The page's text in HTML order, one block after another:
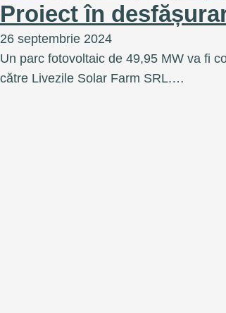
Proiect în
26 septembrie 2024
Un parc fotovoltaic de 49,95 MW va fi
către Livezile Solar Farm SRL.…